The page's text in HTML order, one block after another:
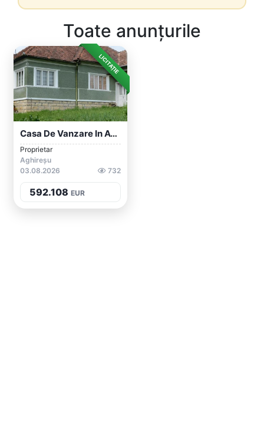
Toate anunțurile
LICITAȚIE
Casa De Vanzare In AGHIRESU
Proprietar
Aghireșu
03.08.2026
732
592.108 EUR